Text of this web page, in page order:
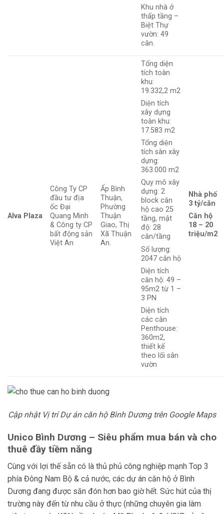
Khu nhà ở
thấp tầng –
Biệt Thự
vườn: 49
căn.
Alva Plaza
Công Ty CP
đầu tư địa
ốc Đại
Quang Minh
& Công ty CP
bất động sản
Việt An
Ấp Bình
Thuận,
Phường
Thuận
Giao, Thị
Xã Thuận
An.
Tổng diện
tích toàn
khu:
19.332,2 m2
Diện tích
xây dựng
toàn khu:
17.583 m2
Tổng diện
tích sàn xây
dựng:
363.000 m2
Quy mô xây
dựng: 2
block căn
hộ cao 25
tầng, mật
độ: 28
căn/tầng
Số lượng:
2047 căn hộ
Diện tích
căn hộ: 49 –
95m2 từ 1 –
3 PN
Diện tích
các căn
Penthouse:
360m2,
thiết kế
theo lối sân
vườn
Nhà phố
3 tỷ/căn
Căn hộ
18 – 20
triệu/m2
Cập nhật Vị trí Dự án căn hộ Bình Dương trên Google Maps
Unico Bình Dương – Siêu phẩm mua bán và cho
thuê đầy tiềm năng
Cùng với lợi thế sẵn có là thủ phủ công nghiệp mạnh Top 3
phía Đông Nam Bộ & cả nước, các dự án căn hộ ở Bình
Dương đang được săn đón hơn bao giờ hết. Sức hút của thị
trường này đến từ nhu cầu ở thực (những chuyên gia làm